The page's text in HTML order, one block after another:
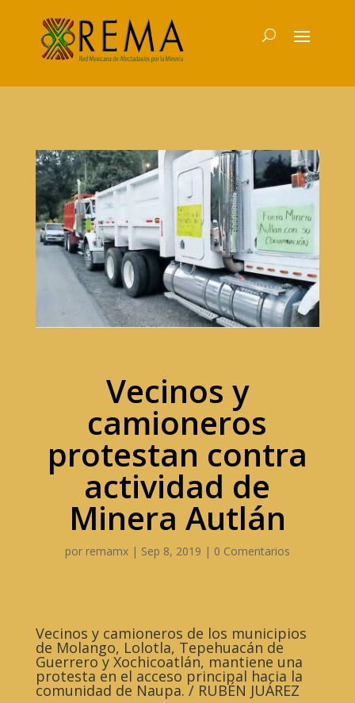
Vecinos y
camioneros
protestan contra
actividad de
Minera Autlán
por remamx| Sep 8, 2019 | 0 Comentarios
Vecinos y camioneros de los municipios
de Molango, Lolotla, Tepehuacán de
Guerrero y Xochicoatlán, mantiene una
protesta en el acceso principal hacia la
comunidad de Naupa. / RUBÉN JUÁREZ